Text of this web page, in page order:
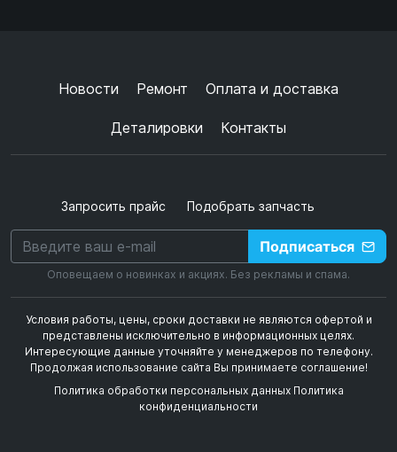
Новости Ремонт Оплата и доставка
Деталировки Контакты
Запросить прайс Подобрать запчасть
Подписаться
Оповещаем о новинках и акциях. Без рекламы и спама.
Условия работы, цены, сроки доставки не являются офертой и
представлены исключительно в информационных целях.
Интересующие данные уточняйте у менеджеров по телефону.
Продолжая использование сайта Вы принимаете соглашение!
Политика обработки персональных данных Политика
конфиденциальности